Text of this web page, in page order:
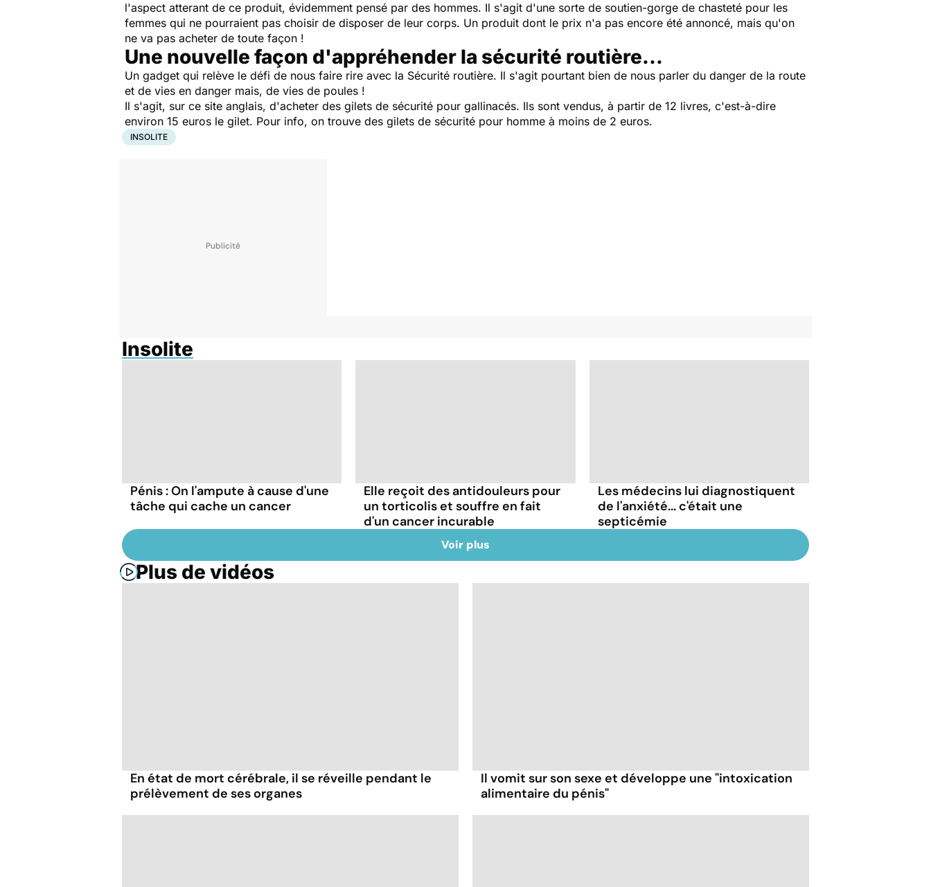
l'aspect atterant de ce produit, évidemment pensé par des hommes. Il s'agit d'une sorte de soutien-gorge de chasteté pour les
femmes qui ne pourraient pas choisir de disposer de leur corps. Un produit dont le prix n'a pas encore été annoncé, mais qu'on
ne va pas acheter de toute façon !
Une nouvelle façon d'appréhender la sécurité routière...
Un gadget qui relève le défi de nous faire rire avec la Sécurité routière. Il s'agit pourtant bien de nous parler du danger de la route
et de vies en danger mais, de vies de poules !
Il s'agit, sur ce site anglais, d'acheter des gilets de sécurité pour gallinacés. Ils sont vendus, à partir de 12 livres, c'est-à-dire
environ 15 euros le gilet. Pour info, on trouve des gilets de sécurité pour homme à moins de 2 euros.
INSOLITE
Insolite
Pénis : On l'ampute à cause d'une
tâche qui cache un cancer
Elle reçoit des antidouleurs pour
un torticolis et souffre en fait
d'un cancer incurable
Les médecins lui diagnostiquent
de l'anxiété... c'était une
septicémie
Voir plus
Plus de vidéos
En état de mort cérébrale, il se réveille pendant le
prélèvement de ses organes
Il vomit sur son sexe et développe une "intoxication
alimentaire du pénis"